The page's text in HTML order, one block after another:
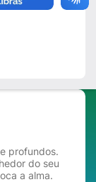
profundos.
do seu
a alma.